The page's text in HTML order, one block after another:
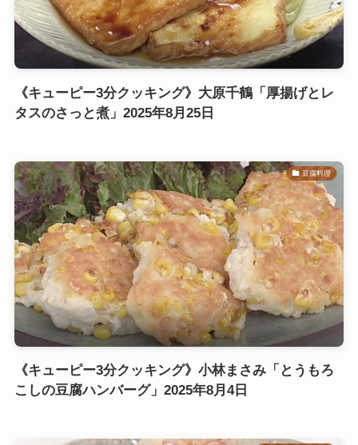
《キューピー3分クッキング》大原千鶴「厚揚げとレ
タスのさっと煮」2025年8月25日
豆腐料理
《キューピー3分クッキング》小林まさみ「とうもろ
こしの豆腐ハンバーグ」2025年8月4日